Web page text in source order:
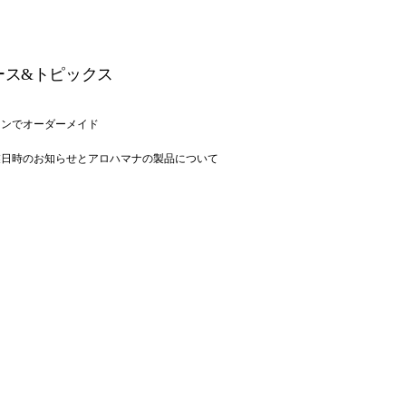
ス&トピックス
でオーダーメイド
時のお知らせとアロハマナの製品について